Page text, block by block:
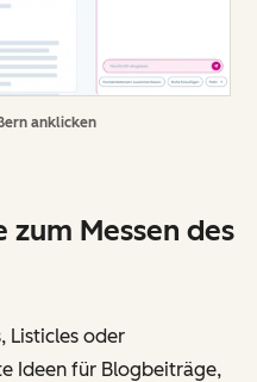
anklicken
Messen des
Listicles oder
Ideen für Blogbeiträge,